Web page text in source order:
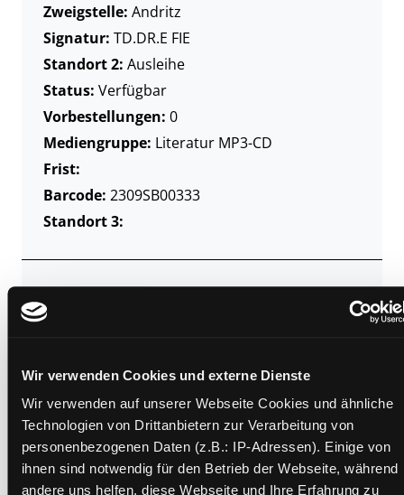
Wir verwenden Cookies und externe Dienste
Wir verwenden auf unserer Webseite Cookies und ähnliche
Technologien von Drittanbietern zur Verarbeitung von
personenbezogenen Daten (z.B.: IP-Adressen). Einige von
ihnen sind notwendig für den Betrieb der Webseite, während
andere uns helfen, diese Webseite und Ihre Erfahrung zu
Zweigstelle: Andritz
Signatur: TD.DR.E FIE
Standort 2: Ausleihe
Status: Verfügbar
Vorbestellungen: 0
Mediengruppe: Literatur MP3-CD
Frist:
Barcode: 2309SB00333
Standort 3:
Zweigstelle:
Status:Verfügbar
Vorbestellungen: 0
Mediengruppe: Literatur MP3-CD
Frist: